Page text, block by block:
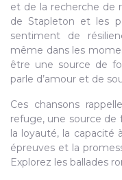
et de la recherche de
de Stapleton et les
sentiment de
même dans les
être une source de
parle d’amour et de
Ces chansons
refuge, une source de
la loyauté, la capacité
épreuves et la
Explorez les ballades